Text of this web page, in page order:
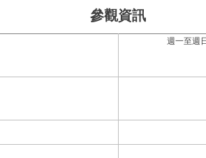
參觀資訊
週一至週日